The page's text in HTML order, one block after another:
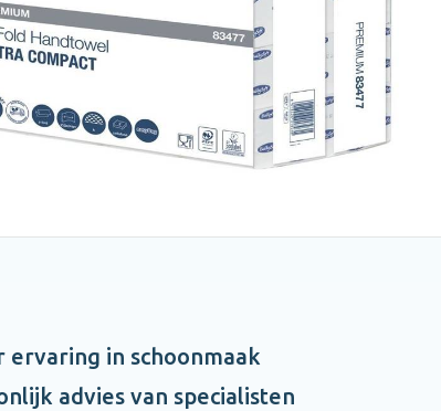
ervaring in schoonmaak
advies van specialisten